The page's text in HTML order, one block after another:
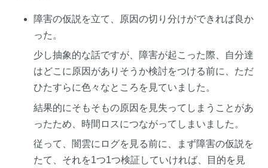
障害の仮説を立て、原因の切り分けができれば良か
った。
少し抽象的な話ですが、障害が起こった際、自分達
はどこに原因がありそうか検討をつける前に、ただ
ひたすらに色々なところを見ていました。
結果的にそもそもの原因を見失ってしまうことがあ
ったため、時間ロスにつながってしまいました。
従って、闇雲にログを見る前に、まず障害の仮説を
たて、それを1つ1つ検証していければ、目的を見